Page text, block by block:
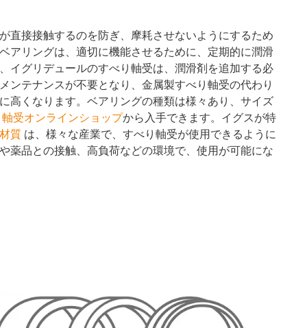
直接接触するのを防ぎ、摩耗させないようにするため
アリングは、適切に機能させるために、定期的に潤滑
イグリデュールのすべり軸受は、潤滑剤を追加する必
ンテナンスが不要となり、金属製すべり軸受の代わり
高くなります。ベアリングの種類は様々あり、サイズ
受オンラインショップから入手できます。イグスが特
質 は、様々な産業で、すべり軸受が使用できるように
薬品との接触、高負荷などの環境で、使用が可能にな